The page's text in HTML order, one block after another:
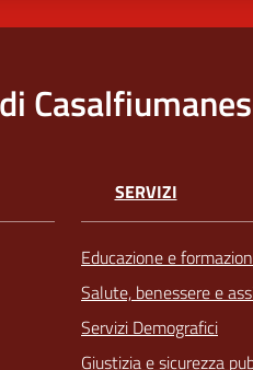
SERVIZI
Educazione e
Salute, benessere e
Servizi Demografici
Giustizia e sicurezza